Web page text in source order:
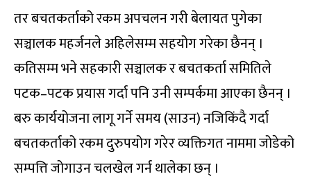
तर बचतकर्ताको रकम अपचलन गरी बेलायत पुगेका
सञ्चालक महर्जनले अहिलेसम्म सहयोग गरेका छैनन् ।
कतिसम्म भने सहकारी सञ्चालक र बचतकर्ता समितिले
पटक–पटक प्रयास गर्दा पनि उनी सम्पर्कमा आएका छैनन् ।
बरु कार्ययोजना लागू गर्ने समय (साउन) नजिकिंदै गर्दा
बचतकर्ताको रकम दुरुपयोग गरेर व्यक्तिगत नाममा जोडेको
सम्पत्ति जोगाउन चलखेल गर्न थालेका छन् ।